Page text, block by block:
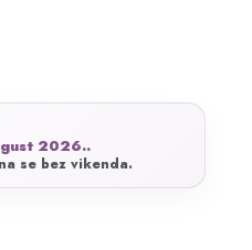
2026..
se bez vikenda.